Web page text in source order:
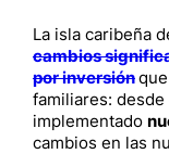
La isla caribeña
cambios
por inversión
familiares:
implementado
cambios en las